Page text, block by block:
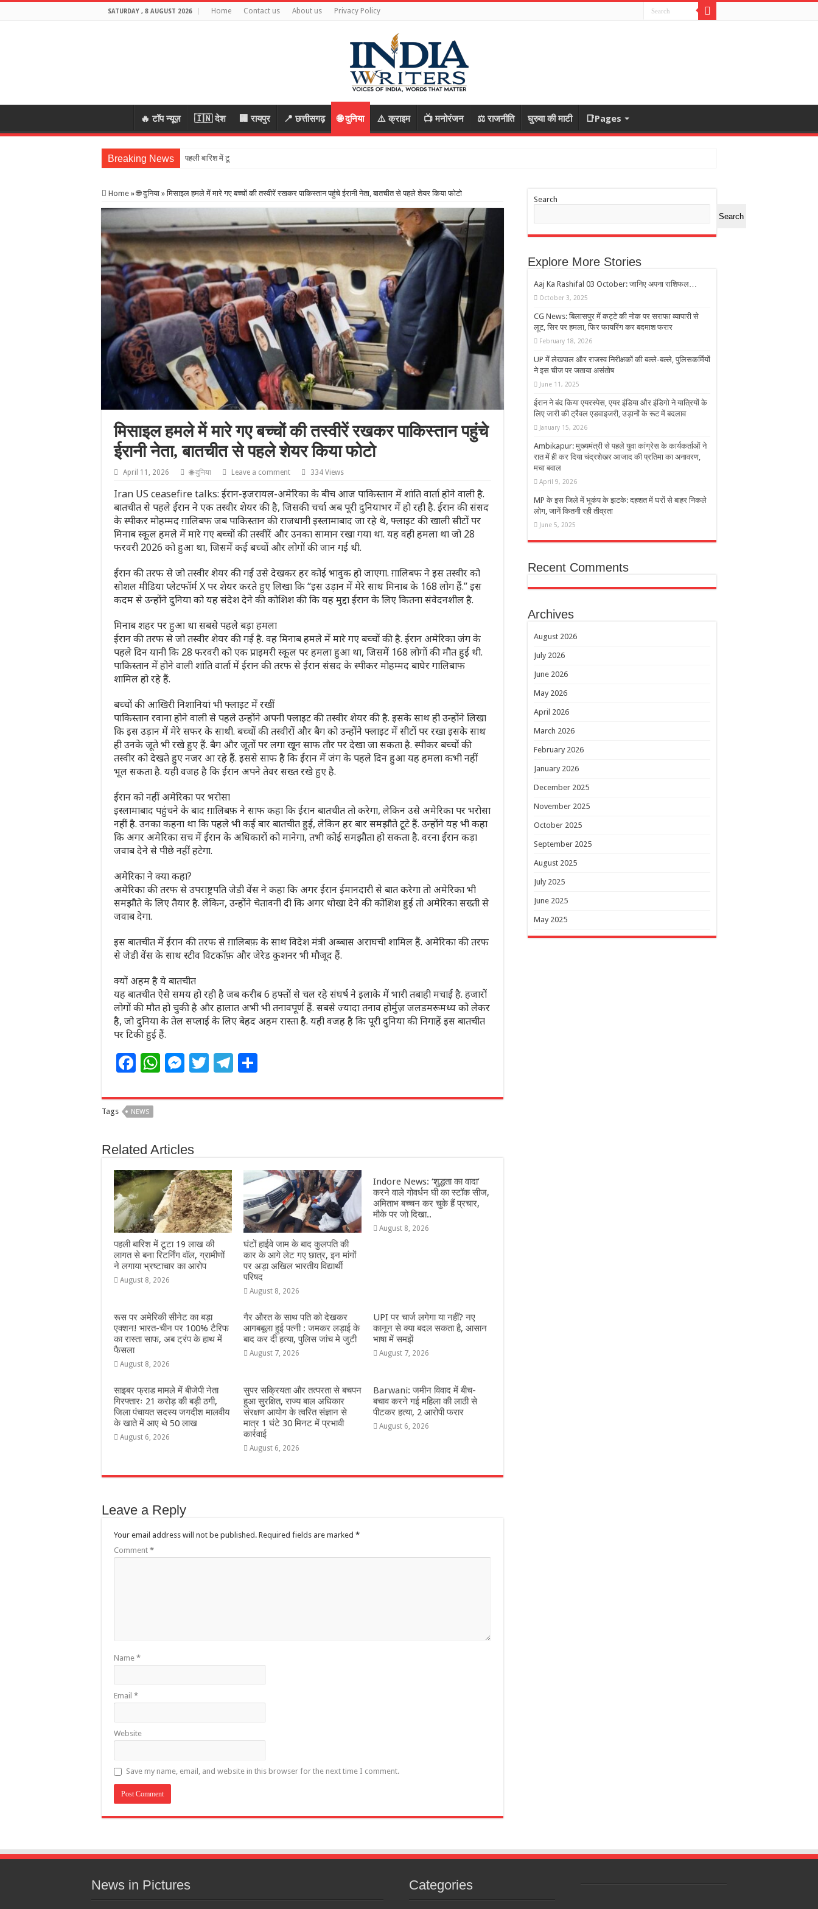
SATURDAY , 8 AUGUST 2026 Home Contact us About us Privacy Policy
🔥 टॉप न्यूज़ 🇮🇳 देश 🏢 रायपुर 📍 छत्तीसगढ़ 🌐 दुनिया ⚠️ क्राइम 📺 मनोरंजन ⚖️ राजनीति घुरुवा की माटी 📑Pages
Breaking News पहली बारिश में टूटा 19 लाख की लागत से ब
Home » 🌐 दुनिया » मिसाइल हमले में मारे गए बच्‍चों की तस्वीरें रखकर पाकिस्तान पहुंचे ईरानी नेता, बातचीत से पहले शेयर किया फोटो
मिसाइल हमले में मारे गए बच्‍चों की तस्वीरें रखकर पाकिस्तान पहुंचे
ईरानी नेता, बातचीत से पहले शेयर किया फोटो
April 11, 2026 🌐 दुनिया Leave a comment 334 Views
Iran US ceasefire talks: ईरान-इजरायल-अमेरिका के बीच आज पाकिस्तान में शांति वार्ता होने वाली है.
बातचीत से पहले ईरान ने एक तस्‍वीर शेयर की है, जिसकी चर्चा अब पूरी दुनियाभर में हो रही है. ईरान की संसद
के स्पीकर मोहम्मद ग़ालिबफ जब पाकिस्तान की राजधानी इस्लामाबाद जा रहे थे, फ्लाइट की खाली सीटों पर
मिनाब स्कूल हमले में मारे गए बच्चों की तस्वीरें और उनका सामान रखा गया था. यह वही हमला था जो 28
फरवरी 2026 को हुआ था, जिसमें कई बच्चों और लोगों की जान गई थी.
ईरान की तरफ से जो तस्‍वीर शेयर की गई उसे देखकर हर कोई भावुक हो जाएगा. ग़ालिबफ ने इस तस्वीर को
सोशल मीडिया प्लेटफॉर्म X पर शेयर करते हुए लिखा कि “इस उड़ान में मेरे साथ मिनाब के 168 लोग हैं.” इस
कदम से उन्होंने दुनिया को यह संदेश देने की कोशिश की कि यह मुद्दा ईरान के लिए कितना संवेदनशील है.
मिनाब शहर पर हुआ था सबसे पहले बड़ा हमला
ईरान की तरफ से जो तस्‍वीर शेयर की गई है. वह मिनाब हमले में मारे गए बच्चों की है. ईरान अमेरिका जंग के
पहले दिन यानी कि 28 फरवरी को एक प्राइमरी स्कूल पर हमला हुआ था, जिसमें 168 लोगों की मौत हुई थी.
पाकिस्तान में होने वाली शांति वार्ता में ईरान की तरफ से ईरान संसद के स्पीकर मोहम्मद बाघेर गालिबाफ
शामिल हो रहे हैं.
बच्‍चों की आखिरी निशानियां भी फ्लाइट में रखीं
पाकिस्तान रवाना होने वाली से पहले उन्‍होंने अपनी फ्लाइट की तस्‍वीर शेयर की है. इसके साथ ही उन्‍होंने लिखा
कि इस उड़ान में मेरे सफर के साथी. बच्चों की तस्वीरों और बैग को उन्होंने फ्लाइट में सीटों पर रखा इसके साथ
ही उनके जूते भी रखे हुए हैं. बैग और जूतों पर लगा खून साफ तौर पर देखा जा सकता है. स्पीकर बच्‍चों की
तस्‍वीर को देखते हुए नजर आ रहे हैं. इससे साफ है कि ईरान में जंग के पहले दिन हुआ यह हमला कभी नहीं
भूल सकता है. यही वजह है कि ईरान अपने तेवर सख्त रखे हुए है.
ईरान को नहीं अमेरिका पर भरोसा
इस्लामाबाद पहुंचने के बाद ग़ालिबफ़ ने साफ कहा कि ईरान बातचीत तो करेगा, लेकिन उसे अमेरिका पर भरोसा
नहीं है. उनका कहना था कि पहले भी कई बार बातचीत हुई, लेकिन हर बार समझौते टूटे हैं. उन्होंने यह भी कहा
कि अगर अमेरिका सच में ईरान के अधिकारों को मानेगा, तभी कोई समझौता हो सकता है. वरना ईरान कड़ा
जवाब देने से पीछे नहीं हटेगा.
अमेरिका ने क्‍या कहा?
अमेरिका की तरफ से उपराष्ट्रपति जेडी वेंस ने कहा कि अगर ईरान ईमानदारी से बात करेगा तो अमेरिका भी
समझौते के लिए तैयार है. लेकिन, उन्होंने चेतावनी दी कि अगर धोखा देने की कोशिश हुई तो अमेरिका सख्ती से
जवाब देगा.
इस बातचीत में ईरान की तरफ से ग़ालिबफ़ के साथ विदेश मंत्री अब्बास अराघची शामिल हैं. अमेरिका की तरफ
से जेडी वेंस के साथ स्टीव विटकॉफ़ और जेरेड कुशनर भी मौजूद हैं.
क्यों अहम है ये बातचीत
यह बातचीत ऐसे समय हो रही है जब करीब 6 हफ्तों से चल रहे संघर्ष ने इलाके में भारी तबाही मचाई है. हजारों
लोगों की मौत हो चुकी है और हालात अभी भी तनावपूर्ण हैं. सबसे ज्यादा तनाव होर्मुज़ जलडमरूमध्य को लेकर
है, जो दुनिया के तेल सप्लाई के लिए बेहद अहम रास्ता है. यही वजह है कि पूरी दुन‍िया की न‍िगाहें इस बातचीत
पर ट‍िकी हुई हैं.
F
c
e
b
o
o
k
W
at
A
p
p
M
ss
n
g
e
r
T
itt
T
e ar
Tags NEWS
Related Articles
पहली बारिश में टूटा 19 लाख की
लागत से बना रिटर्निंग वॉल, ग्रामीणों
ने लगाया भ्रष्टाचार का आरोप
August 8, 2026
घंटों हाईवे जाम के बाद कुलपति की
कार के आगे लेट गए छात्र, इन मांगों
पर अड़ा अखिल भारतीय विद्यार्थी
परिषद
August 8, 2026
Indore News: ‘शुद्धता का वादा’
करने वाले गोवर्धन घी का स्टॉक सीज,
अमिताभ बच्चन कर चुके हैं प्रचार,
मौके पर जो दिखा..
August 8, 2026
रूस पर अमेरिकी सीनेट का बड़ा
एक्शन! भारत-चीन पर 100% टैरिफ
का रास्ता साफ, अब ट्रंप के हाथ में
फैसला
August 8, 2026
गैर औरत के साथ पति को देखकर
आगबबूला हुई पत्नी : जमकर लड़ाई के
बाद कर दी हत्या, पुलिस जांच मे जुटी
August 7, 2026
UPI पर चार्ज लगेगा या नहीं? नए
कानून से क्या बदल सकता है, आसान
भाषा में समझें
August 7, 2026
साइबर फ्राड मामले में बीजेपी नेता
गिरफ्तारः 21 करोड़ की बड़ी ठगी,
जिला पंचायत सदस्य जगदीश मालवीय
के खाते में आए थे 50 लाख
August 6, 2026
सुपर सक्रियता और तत्परता से बचपन
हुआ सुरक्षित, राज्य बाल अधिकार
संरक्षण आयोग के त्वरित संज्ञान से
मात्र 1 घंटे 30 मिनट में प्रभावी
कार्रवाई
August 6, 2026
Barwani: जमीन विवाद में बीच-
बचाव करने गई महिला की लाठी से
पीटकर हत्या, 2 आरोपी फरार
August 6, 2026
Leave a Reply
Your email address will not be published. Required fields are marked *
Comment *
Name *
Email *
Website
Save my name, email, and website in this browser for the next time I comment.
Search
Search
Explore More Stories
Aaj Ka Rashifal 03 October: जानिए अपना राशिफल…
October 3, 2025
CG News: बिलासपुर में कट्टे की नोक पर सराफा व्यापारी से
लूट, सिर पर हमला, फिर फायरिंग कर बदमाश फरार
February 18, 2026
UP में लेखपाल और राजस्व निरीक्षकों की बल्ले-बल्ले, पुलिसकर्मियों
ने इस चीज पर जताया असंतोष
June 11, 2025
ईरान ने बंद किया एयरस्पेस, एयर इंडिया और इंडिगो ने यात्रियों के
लिए जारी की ट्रैवल एडवाइजरी, उड़ानों के रूट में बदलाव
January 15, 2026
Ambikapur: मुख्यमंत्री से पहले युवा कांग्रेस के कार्यकर्ताओं ने
रात में ही कर दिया चंद्रशेखर आजाद की प्रतिमा का अनावरण,
मचा बवाल
April 9, 2026
MP के इस जिले में भूकंप के झटके: दहशत में घरों से बाहर निकले
लोग, जानें कितनी रही तीव्रता
June 5, 2025
Recent Comments
Archives
August 2026
July 2026
June 2026
May 2026
April 2026
March 2026
February 2026
January 2026
December 2025
November 2025
October 2025
September 2025
August 2025
July 2025
June 2025
May 2025
News in Pictures Categories